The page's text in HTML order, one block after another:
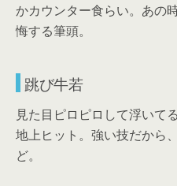
かカウンター食らい。あの
悔する筆頭。
跳び牛若
見た目ピロピロして浮いて
地上ヒット。強い技だから
ど。